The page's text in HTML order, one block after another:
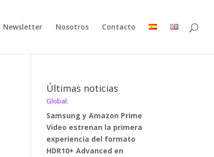
Newsletter Nosotros Contacto
Últimas noticias
Global:
Samsung y Amazon Prime
Video estrenan la primera
experiencia del formato
HDR10+ Advanced en